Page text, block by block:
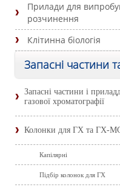
Прилади для
розчинення
Клітинна біологія
Запасні частини
Запасні частини і
газової хроматографії
Колонки для ГХ та ГХ-
Капілярні
Підбір колонок для ГХ